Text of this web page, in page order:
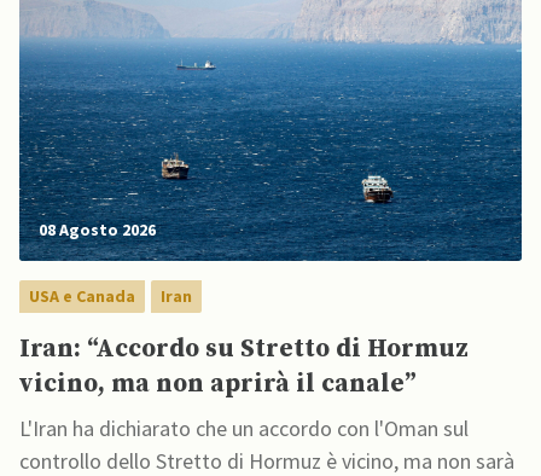
08 Agosto 2026
USA e Canada Iran
Iran: “Accordo su Stretto di Hormuz
vicino, ma non aprirà il canale”
L'Iran ha dichiarato che un accordo con l'Oman sul
controllo dello Stretto di Hormuz è vicino, ma non sarà